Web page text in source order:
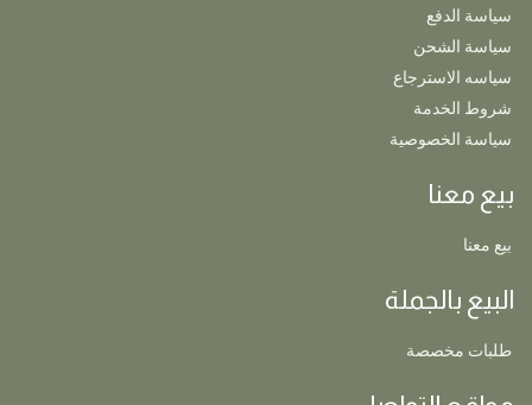
سياسة الدفع
سياسة الشحن
سياسه الاسترجاع
شروط الخدمة
سياسة الخصوصية
بيع معنا
بيع معنا
البيع بالجملة
طلبات مخصصة